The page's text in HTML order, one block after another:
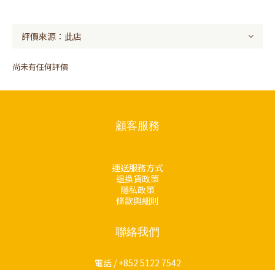
尚未有任何評價
顧客服務
運送服務方式
退換貨政策
隱私政策
條款與細則
聯絡我們
電話 / +852 5122 7542